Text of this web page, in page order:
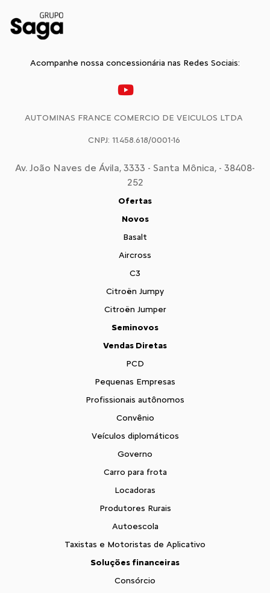
Acompanhe nossa concessionária nas Redes Sociais:
AUTOMINAS FRANCE COMERCIO DE VEICULOS LTDA
CNPJ: 11.458.618/0001-16
Av. João Naves de Ávila, 3333 - Santa Mônica, - 38408-
252
Ofertas
Novos
Basalt
Aircross
C3
Citroën Jumpy
Citroën Jumper
Seminovos
Vendas Diretas
PCD
Pequenas Empresas
Profissionais autônomos
Convênio
Veículos diplomáticos
Governo
Carro para frota
Locadoras
Produtores Rurais
Autoescola
Taxistas e Motoristas de Aplicativo
Soluções financeiras
Consórcio